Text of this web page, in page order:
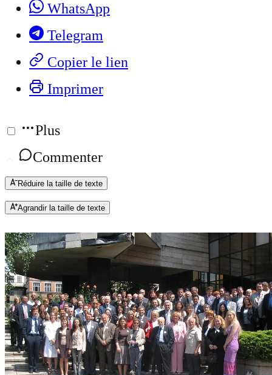
WhatsApp
Telegram
Copier le lien
Imprimer
Plus
Commenter
Réduire la taille de texte
Agrandir la taille de texte